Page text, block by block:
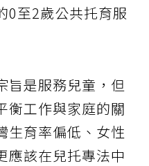
0至2歲公共托育服
旨是服務兒童，但
衡工作與家庭的關
生育率偏低、女性
應該在兒托專法中